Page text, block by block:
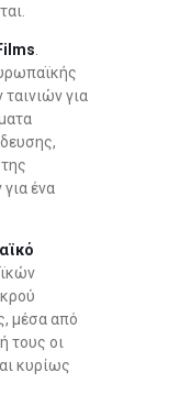
για
ένα
μέσα από
τους οι
κυρίως